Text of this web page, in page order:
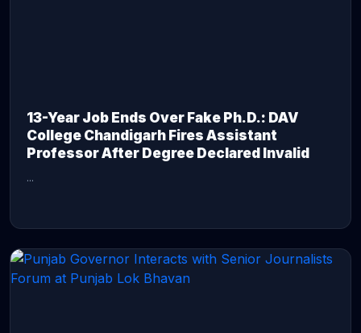
13-Year Job Ends Over Fake Ph.D.: DAV
College Chandigarh Fires Assistant
Professor After Degree Declared Invalid
...